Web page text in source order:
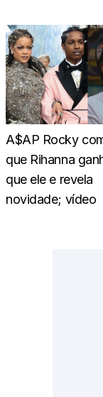
A$AP Rocky
que Rihanna
que ele e revela
novidade; vídeo